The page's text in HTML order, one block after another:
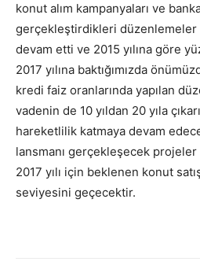
konut alım kampanyaları ve
gerçekleştirdikleri düzenlemeler
devam etti ve 2015 yılına göre
2017 yılına baktığımızda
kredi faiz oranlarında yapılan
vadenin de 10 yıldan 20 yıla
hareketlilik katmaya devam
lansmanı gerçekleşecek projeler
2017 yılı için beklenen konut
seviyesini geçecektir.